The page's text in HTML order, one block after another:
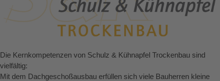
Die Kernkompetenzen von Schulz & Kühnapfel Trockenbau sind
vielfältig:
Mit dem Dachgeschoßausbau erfüllen sich viele Bauherren kleine